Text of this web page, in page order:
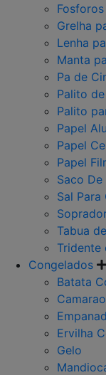
Fosforos
Grelha
Lenha
Manta
Pa de
Palito
Palito
Papel
Papel
Papel
Saco De
Sal Para
Tabua
Tridente
Congelados
Batata
Ervilha
Gelo